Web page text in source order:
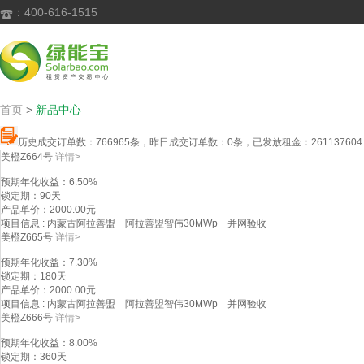
 ：400-616-1515
首页 > 新品中心
历史成交订单数： 766965条，昨日成交订单数： 0条，已发放租金：
美橙Z664号 详情>
预期年化收益 ：6.50%
锁定期 ：90天
产品单价 ：2000.00元
项目信息 : 内蒙古阿拉善盟 阿拉善盟智伟30MWp 并网验收
美橙Z665号 详情>
预期年化收益 ：7.30%
锁定期 ：180天
产品单价 ：2000.00元
项目信息 : 内蒙古阿拉善盟 阿拉善盟智伟30MWp 并网验收
美橙Z666号 详情>
预期年化收益 ：8.00%
锁定期 ：360天